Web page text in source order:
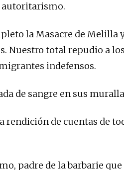
autoritarismo.
la Masacre de Melilla
Nuestro total repudio a
indefensos.
de sangre en sus
rendición de cuentas de
padre de la barbarie